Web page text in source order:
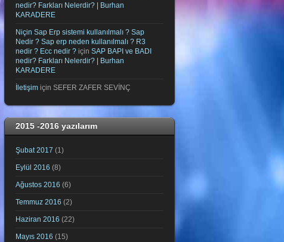
nedir? Farkları Nelerdir? | Burhan
KARADERE
Niçin Sap Erp sistemi kullanılmalı ? Sap
Nedir ? Sap erp neden kullanılmalı ? R3
nedir ? Ecc nedir ? için SAP BAPI ve BADI
nedir? Farkları Nelerdir? | Burhan
KARADERE
İletişim için SEFER ZAFER SEVİNÇ
2015 -2016 yazılarım
Şubat 2017 (1)
Eylül 2016 (8)
Ağustos 2016 (6)
Temmuz 2016 (2)
Haziran 2016 (22)
Mayıs 2016 (15)